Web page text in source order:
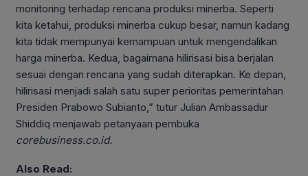
monitoring terhadap rencana produksi minerba. Seperti
kita ketahui, produksi minerba cukup besar, namun kadang
kita tidak mempunyai kemampuan untuk mengendalikan
harga minerba. Kedua, bagaimana hilirisasi bisa berjalan
sesuai dengan rencana yang sudah diterapkan. Ke depan,
hilirisasi menjadi salah satu super perioritas pemerintahan
Presiden Prabowo Subianto,” tutur Julian Ambassadur
Shiddiq menjawab petanyaan pembuka
corebusiness.co.id.
Also Read: